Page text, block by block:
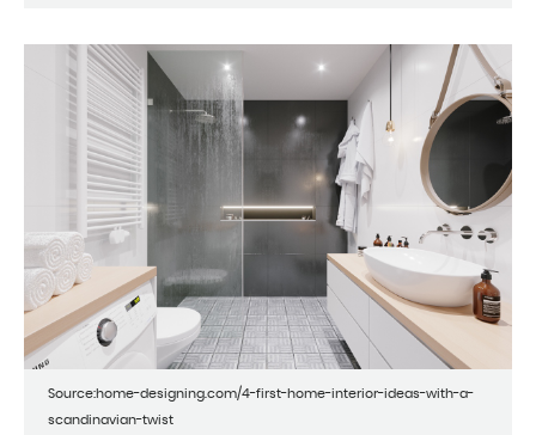
Source:home-designing.com/4-first-home-interior-ideas-with-a-
scandinavian-twist